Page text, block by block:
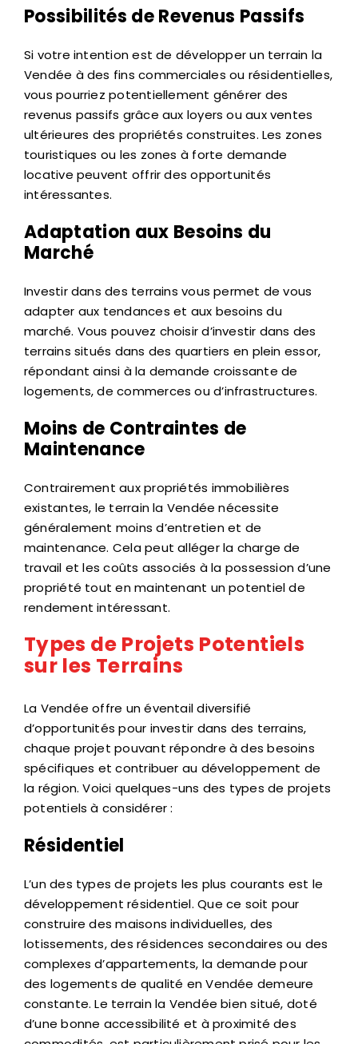
Possibilités de Revenus Passifs
Si votre intention est de développer un terrain la
Vendée à des fins commerciales ou résidentielles,
vous pourriez potentiellement générer des
revenus passifs grâce aux loyers ou aux ventes
ultérieures des propriétés construites. Les zones
touristiques ou les zones à forte demande
locative peuvent offrir des opportunités
intéressantes.
Adaptation aux Besoins du
Marché
Investir dans des terrains vous permet de vous
adapter aux tendances et aux besoins du
marché. Vous pouvez choisir d’investir dans des
terrains situés dans des quartiers en plein essor,
répondant ainsi à la demande croissante de
logements, de commerces ou d’infrastructures.
Moins de Contraintes de
Maintenance
Contrairement aux propriétés immobilières
existantes, le terrain la Vendée nécessite
généralement moins d’entretien et de
maintenance. Cela peut alléger la charge de
travail et les coûts associés à la possession d’une
propriété tout en maintenant un potentiel de
rendement intéressant.
Types de Projets Potentiels
sur les Terrains
La Vendée offre un éventail diversifié
d’opportunités pour investir dans des terrains,
chaque projet pouvant répondre à des besoins
spécifiques et contribuer au développement de
la région. Voici quelques-uns des types de projets
potentiels à considérer :
Résidentiel
L’un des types de projets les plus courants est le
développement résidentiel. Que ce soit pour
construire des maisons individuelles, des
lotissements, des résidences secondaires ou des
complexes d’appartements, la demande pour
des logements de qualité en Vendée demeure
constante. Le terrain la Vendée bien situé, doté
d’une bonne accessibilité et à proximité des